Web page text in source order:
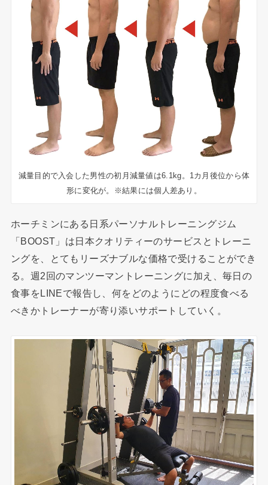
減量目的で入会した男性の初月減量値は6.1kg。1カ月後位から体
形に変化が。※結果には個人差あり。
ホーチミンにある日系パーソナルトレーニングジム
「BOOST」は日本クオリティーのサービスとトレーニ
ングを、とてもリーズナブルな価格で受けることができ
る。週2回のマンツーマントレーニングに加え、毎日の
食事をLINEで報告し、何をどのようにどの程度食べる
べきかトレーナーが寄り添いサポートしていく。